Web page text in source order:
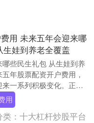
用 未来五年会迎来哪
娃到养老全覆盖
些民生礼包 从生娃到养
年股票配资开户费用，
一系列积极变化。正在
划纲要草案涵盖了从出生
用
： 十大杠杆炒股平台